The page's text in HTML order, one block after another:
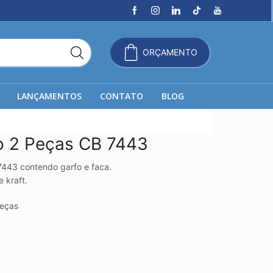
ORÇAMENTO
LANÇAMENTOS CONTATO BLOG
2 Peças CB 7443
contendo garfo e faca.
kraft.